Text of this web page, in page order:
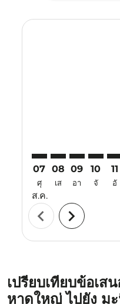
07
ศุ
ส.ค.
08
เส
09
อา
10
จั
11
อั
chevron_left chevron_right
เปรียบเทียบข้อเส
หาดใหญ่ ไปยัง ม